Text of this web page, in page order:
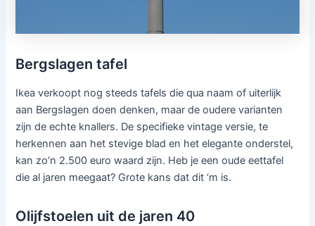
Bergslagen tafel
Ikea verkoopt nog steeds tafels die qua naam of uiterlijk
aan Bergslagen doen denken, maar de oudere varianten
zijn de echte knallers. De specifieke vintage versie, te
herkennen aan het stevige blad en het elegante onderstel,
kan zo’n 2.500 euro waard zijn. Heb je een oude eettafel
die al jaren meegaat? Grote kans dat dit ‘m is.
Olijfstoelen uit de jaren 40